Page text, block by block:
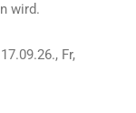
wird.
Fr,